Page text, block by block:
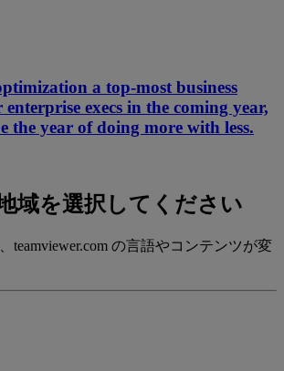
a top-most business
execs in the coming year,
the year of doing more with less.
域を選択してください
teamviewer.com の言語やコンテンツが変